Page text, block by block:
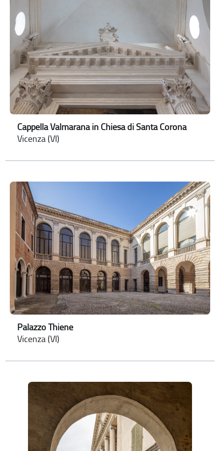
Cappella Valmarana in Chiesa di Santa Corona
Vicenza (VI)
Palazzo Thiene
Vicenza (VI)